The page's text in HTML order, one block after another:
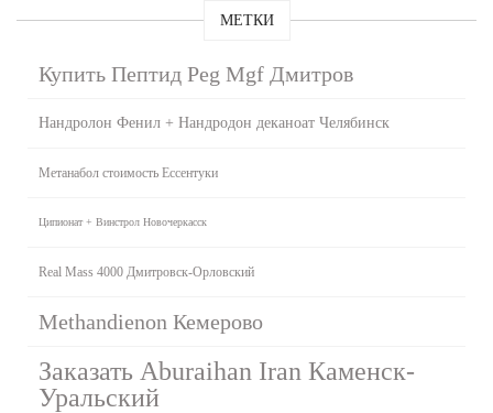
МЕТКИ
Купить Пептид Peg Mgf Дмитров
Нандролон Фенил + Нандродон деканоат Челябинск
Метанабол стоимость Ессентуки
Ципионат + Винстрол Новочеркасск
Real Mass 4000 Дмитровск-Орловский
Methandienon Кемерово
Заказать Aburaihan Iran Каменск-
Уральский